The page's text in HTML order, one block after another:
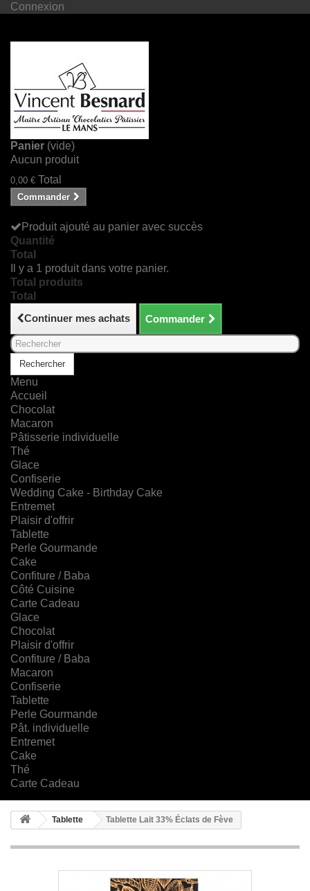
Connexion
Panier (vide)
Aucun produit
0,00 € Total
Commander
Produit ajouté au panier avec succès
Quantité
Total
Il y a 1 produit dans votre panier.
Total produits
Total
Continuer mes achats
Commander
Rechercher
Menu
Accueil
Chocolat
Macaron
Pâtisserie individuelle
Thé
Glace
Confiserie
Wedding Cake - Birthday Cake
Entremet
Plaisir d'offrir
Tablette
Perle Gourmande
Cake
Confiture / Baba
Côté Cuisine
Carte Cadeau
Glace
Chocolat
Plaisir d'offrir
Confiture / Baba
Macaron
Confiserie
Tablette
Perle Gourmande
Pât. individuelle
Entremet
Cake
Thé
Carte Cadeau
Tablette Tablette Lait 33% Éclats de Fève